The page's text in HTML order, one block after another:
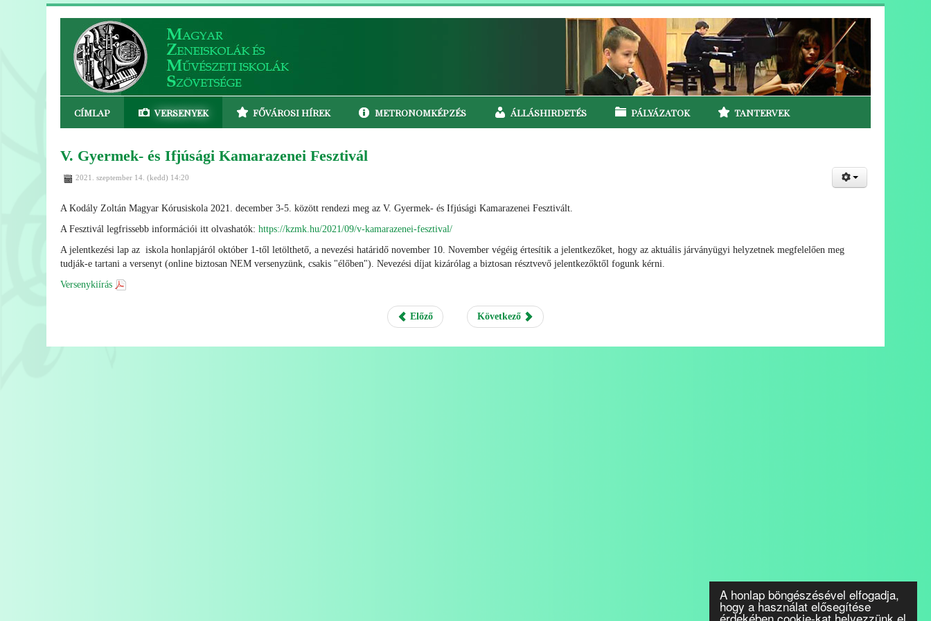
A honlap böngészésével elfogadja,
hogy a használat elősegítése
CÍMLAP VERSENYEK FŐVÁROSI HÍREK METRONOMKÉPZÉS ÁLLÁSHIRDETÉS PÁLYÁZATOK TANTERVEK
V. Gyermek- és Ifjúsági Kamarazenei Fesztivál
2021. szeptember 14. (kedd) 14:20
A Kodály Zoltán Magyar Kórusiskola 2021. december 3-5. között rendezi meg az V. Gyermek- és Ifjúsági Kamarazenei Fesztivált.
A Fesztivál legfrissebb információi itt olvashatók: https://kzmk.hu/2021/09/v-kamarazenei-fesztival/
A jelentkezési lap az iskola honlapjáról október 1-től letölthető, a nevezési határidő november 10. November végéig értesítik a jelentkezőket, hogy az aktuális járványügyi helyzetnek megfelelően meg
tudják-e tartani a versenyt (online biztosan NEM versenyzünk, csakis "élőben"). Nevezési díjat kizárólag a biztosan résztvevő jelentkezőktől fogunk kérni.
Versenykiírás
Előző Következő